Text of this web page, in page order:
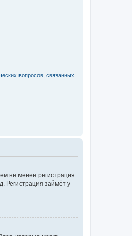
вопросов, связанных
не менее регистрация
Регистрация займёт у